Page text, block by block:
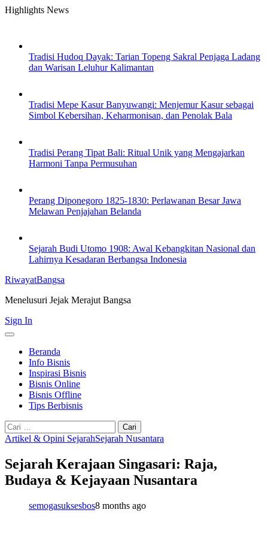
Skip
Highlights News
Tradisi Hudoq Dayak: Tarian Topeng Sakral Penjaga Ladang
dan Warisan Leluhur Kalimantan
Tradisi Mepe Kasur Banyuwangi: Menjemur Kasur sebagai
Simbol Kebersihan, Keharmonisan, dan Penolak Bala
Tradisi Perang Tipat Bali: Ritual Unik yang Mengajarkan
Harmoni Tanpa Permusuhan
Perang Diponegoro 1825-1830: Perlawanan Besar Jawa
Melawan Penjajahan Belanda
Sejarah Budi Utomo 1908: Awal Kebangkitan Nasional dan
Lahirnya Kesadaran Berbangsa Indonesia
RiwayatBangsa
Menelusuri Jejak Merajut Bangsa
Sign In
Beranda
Info Bisnis
Inspirasi Bisnis
Bisnis Online
Bisnis Offline
Tips Berbisnis
Cari
untuk:
Artikel & Opini SejarahSejarah Nusantara
Sejarah Kerajaan Singasari: Raja,
Budaya & Kejayaan Nusantara
semogasuksesbos8 months ago